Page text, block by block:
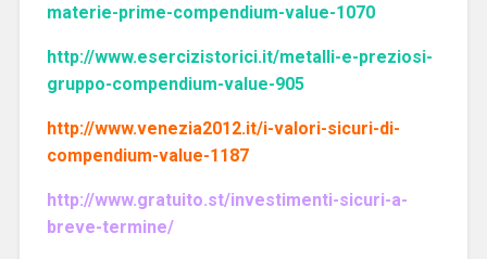
materie-prime-compendium-value-1070
http://www.esercizistorici.it/metalli-e-preziosi-
gruppo-compendium-value-905
http://www.venezia2012.it/i-valori-sicuri-di-
compendium-value-1187
http://www.gratuito.st/investimenti-sicuri-a-
breve-termine/